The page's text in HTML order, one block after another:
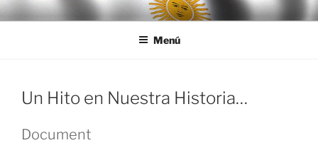
Ir
al
LEGISALUD
Menú
Un Hito en Nuestra Historia…
Document